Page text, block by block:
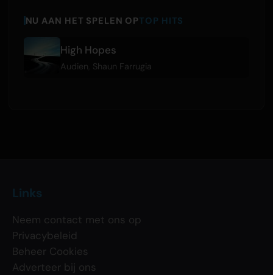
NU AAN HET SPELEN OPTOP HITS
High Hopes
Audien Shaun Farrugia
Links
Neem contact met ons op
Privacybeleid
Beheer Cookies
Adverteer bij ons